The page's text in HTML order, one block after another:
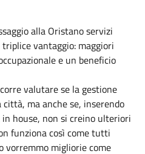
alla Oristano servizi
vantaggio: maggiori
e un beneficio
valutare se la gestione
ma anche se, inserendo
house, non si creino ulteriori
funziona così come tutti
vorremmo migliorie come